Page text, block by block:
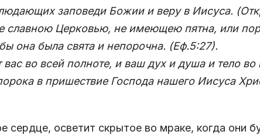
заповеди Божии и веру в Иисуса.
славною Церковью, не имеющею пятна, или
она была свята и непорочна. (Еф.5:27).
во всей полноте, и ваш дух и душа и тело во
в пришествие Господа нашего Иисуса
сердце, осветит скрытое во мраке, когда они